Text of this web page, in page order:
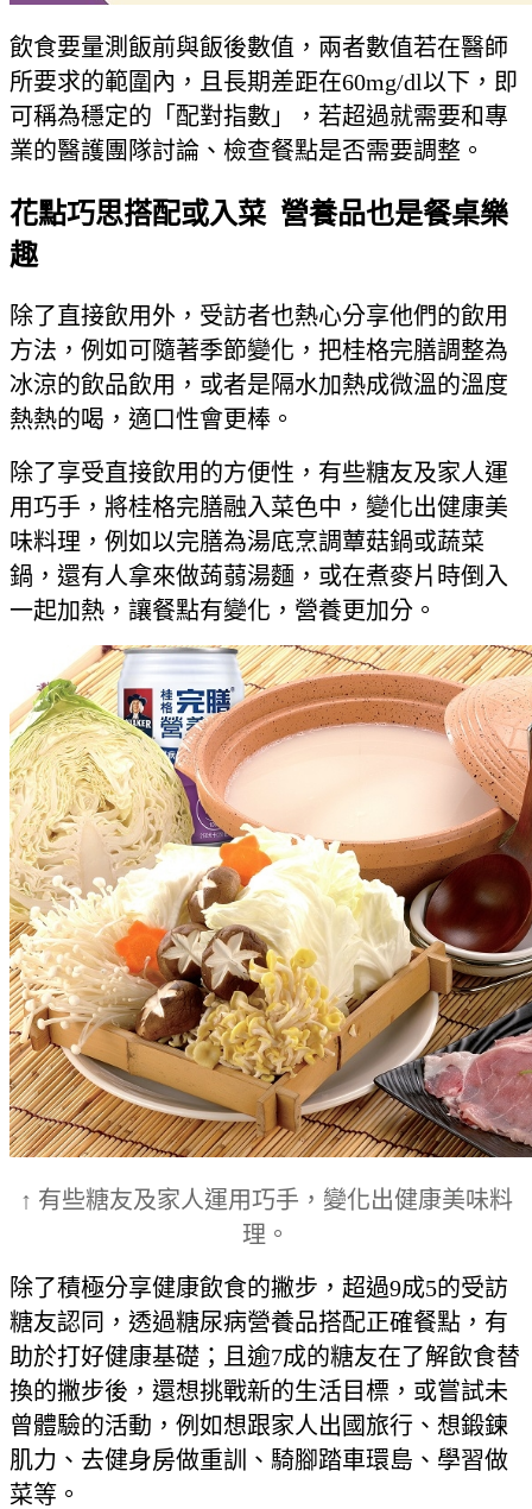
飲食要量測飯前與飯後數值，兩者數值若在醫師
所要求的範圍內，且長期差距在60mg/dl以下，即
可稱為穩定的「配對指數」，若超過就需要和專
業的醫護團隊討論、檢查餐點是否需要調整。
花點巧思搭配或入菜 營養品也是餐桌樂
趣
除了直接飲用外，受訪者也熱心分享他們的飲用
方法，例如可隨著季節變化，把桂格完膳調整為
冰涼的飲品飲用，或者是隔水加熱成微溫的溫度
熱熱的喝，適口性會更棒。
除了享受直接飲用的方便性，有些糖友及家人運
用巧手，將桂格完膳融入菜色中，變化出健康美
味料理，例如以完膳為湯底烹調蕈菇鍋或蔬菜
鍋，還有人拿來做蒟蒻湯麵，或在煮麥片時倒入
一起加熱，讓餐點有變化，營養更加分。
↑ 有些糖友及家人運用巧手，變化出健康美味料
理。
除了積極分享健康飲食的撇步，超過9成5的受訪
糖友認同，透過糖尿病營養品搭配正確餐點，有
助於打好健康基礎；且逾7成的糖友在了解飲食替
換的撇步後，還想挑戰新的生活目標，或嘗試未
曾體驗的活動，例如想跟家人出國旅行、想鍛鍊
肌力、去健身房做重訓、騎腳踏車環島、學習做
菜等。